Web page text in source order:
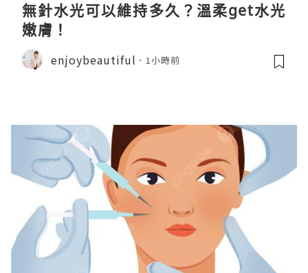
無針水光可以維持多久？溫柔get水光
嫩膚！
enjoybeautiful 1小時前